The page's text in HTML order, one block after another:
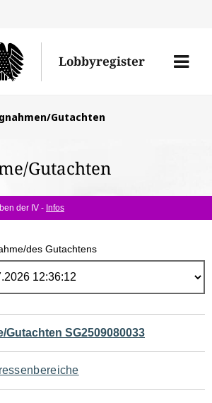
Lobbyregister
Menü
Gutachten
Gutachten
der IV - Infos
des Gutachtens
Gutachten SG2509080033